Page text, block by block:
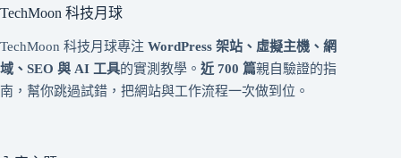
TechMoon 科技月球
TechMoon 科技月球專注 WordPress 架站、虛擬主機、網
域、SEO 與 AI 工具的實測教學。 近 700 篇親自驗證的指
南，幫你跳過試錯，把網站與工作流程一次做到位。